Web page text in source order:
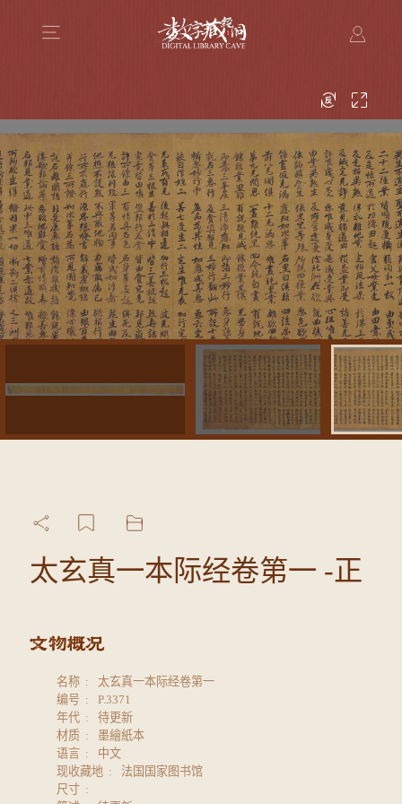
太玄真一本际经卷第一 -正
名称
太玄真一本际经卷第一
编号
P.3371
年代
待更新
材质
墨繪紙本
语言
中文
现收藏地
法国国家图书馆
尺寸